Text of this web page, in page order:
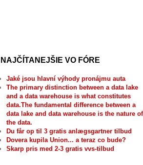
NAJČÍTANEJŠIE VO FÓRE
Jaké jsou hlavní výhody pronájmu auta
The primary distinction between a data lake
and a data warehouse is what constitutes
data.The fundamental difference between a
data lake and data warehouse is the nature of
the data.
Du får op til 3 gratis anlægsgartner tilbud
Dovera kupila Union... a teraz co bude?
Skarp pris med 2-3 gratis vvs-tilbud